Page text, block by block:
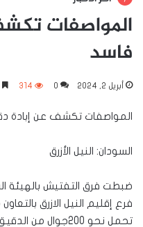
المواصفات
فاسد
أبريل 2, 2024 0
314
المواصفات تكشف عن إبادة
السودان: النيل الأزرق
ضبطت فرق التفتيش بالهيئة
فرع إقليم النيل الازرق
تحمل نحو 200جوال